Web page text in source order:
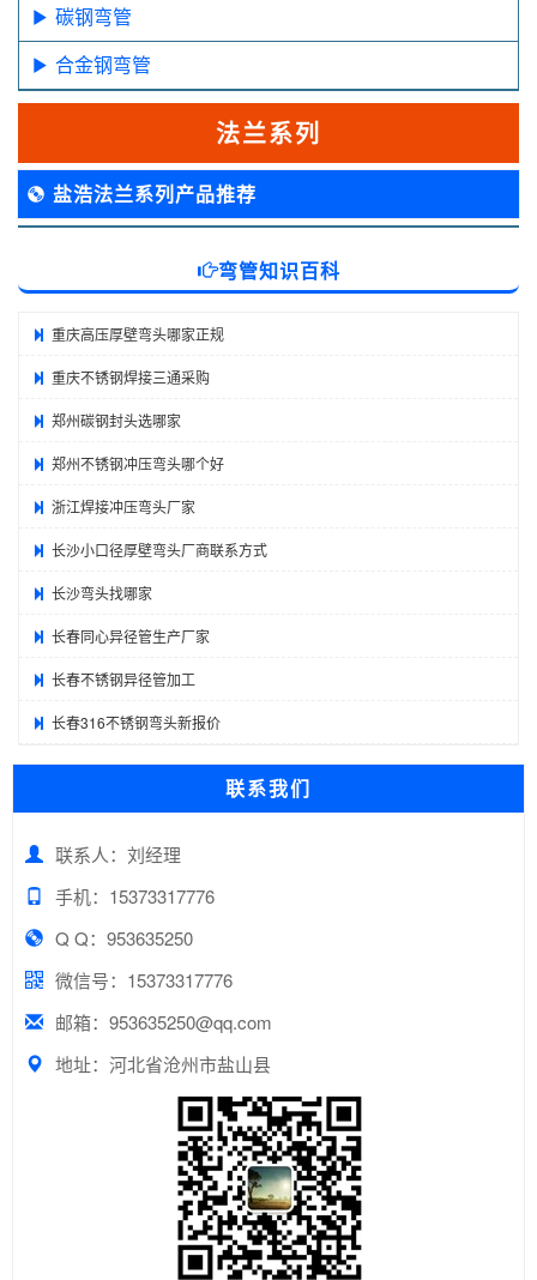
碳钢弯管
合金钢弯管
法兰系列
盐浩法兰系列产品推荐
弯管知识百科
重庆高压厚壁弯头哪家正规
重庆不锈钢焊接三通采购
郑州碳钢封头选哪家
郑州不锈钢冲压弯头哪个好
浙江焊接冲压弯头厂家
长沙小口径厚壁弯头厂商联系方式
长沙弯头找哪家
长春同心异径管生产厂家
长春不锈钢异径管加工
长春316不锈钢弯头新报价
联系我们
联系人：刘经理
手机：15373317776
Q Q：953635250
微信号：15373317776
邮箱：953635250@qq.com
地址：河北省沧州市盐山县